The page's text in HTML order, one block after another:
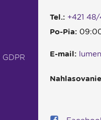
Tel.: +421 48/
Po-Pia:
E-mail: